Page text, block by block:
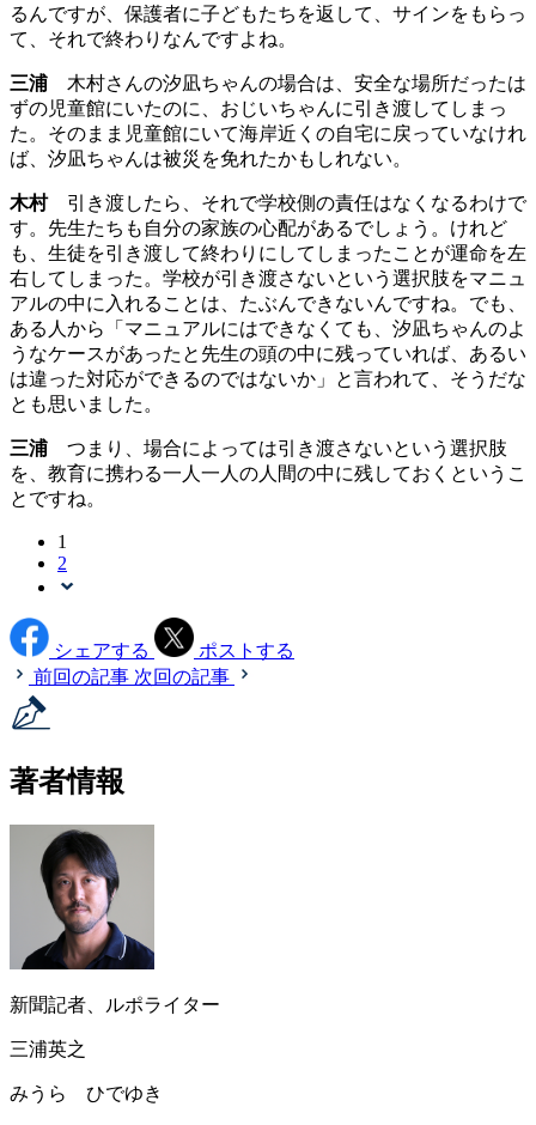
るんですが、保護者に子どもたちを返して、サインをもらっ
て、それで終わりなんですよね。
三浦 木村さんの汐凪ちゃんの場合は、安全な場所だったは
ずの児童館にいたのに、おじいちゃんに引き渡してしまっ
た。そのまま児童館にいて海岸近くの自宅に戻っていなけれ
ば、汐凪ちゃんは被災を免れたかもしれない。
木村引き渡したら、それで学校側の責任はなくなるわけで
す。先生たちも自分の家族の心配があるでしょう。けれど
も、生徒を引き渡して終わりにしてしまったことが運命を左
右してしまった。学校が引き渡さないという選択肢をマニュ
アルの中に入れることは、たぶんできないんですね。でも、
ある人から「マニュアルにはできなくても、汐凪ちゃんのよ
うなケースがあったと先生の頭の中に残っていれば、あるい
は違った対応ができるのではないか」と言われて、そうだな
とも思いました。
三浦 つまり、場合によっては引き渡さないという選択肢
を、教育に携わる一人一人の人間の中に残しておくというこ
とですね。
1
2
シェアする
ポストする
前回の記事 次回の記事
著者情報
新聞記者、ルポライター
三浦英之
みうら ひでゆき